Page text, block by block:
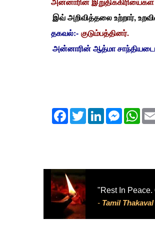
இவ் அறிவித்தலை உற்றார்,
தகவல்:- குடும்பத்தினர்.
அன்னாரின் ஆத்மா சாந்தியடைய
FacebookTwitterLinkedInMessenger
"Rest In Peace.
- Tamil Thakaval